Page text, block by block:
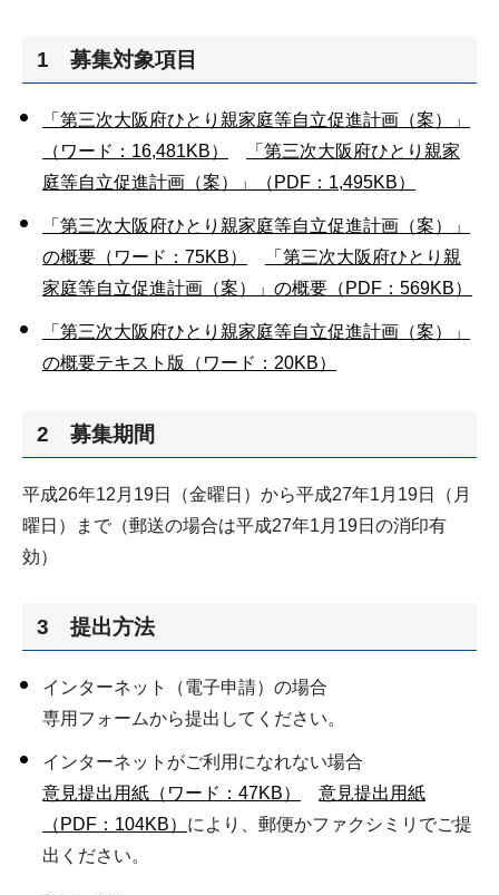
1 募集対象項目
「第三次大阪府ひとり親家庭等自立促進計画（案）」
（ワード：16,481KB）
「第三次大阪府ひとり親家
庭等自立促進計画（案）」（PDF：1,495KB）
「第三次大阪府ひとり親家庭等自立促進計画（案）」
の概要（ワード：75KB）
「第三次大阪府ひとり親
家庭等自立促進計画（案）」の概要（PDF：569KB）
「第三次大阪府ひとり親家庭等自立促進計画（案）」
の概要テキスト版（ワード：20KB）
2 募集期間
平成26年12月19日（金曜日）から平成27年1月19日（月
曜日）まで（郵送の場合は平成27年1月19日の消印有
効）
3 提出方法
インターネット（電子申請）の場合
専用フォームから提出してください。
インターネットがご利用になれない場合
意見提出用紙（ワード：47KB）
意見提出用紙
（PDF：104KB） により、郵便かファクシミリでご提
出ください。